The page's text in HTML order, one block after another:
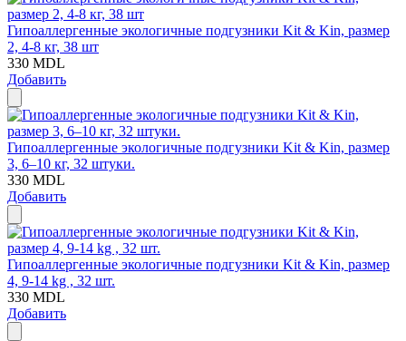
Гипоаллергенные экологичные подгузники Kit & Kin, размер
2, 4-8 кг, 38 шт
330 MDL
Добавить
Гипоаллергенные экологичные подгузники Kit & Kin, размер
3, 6–10 кг, 32 штуки.
330 MDL
Добавить
Гипоаллергенные экологичные подгузники Kit & Kin, размер
4, 9-14 kg , 32 шт.
330 MDL
Добавить